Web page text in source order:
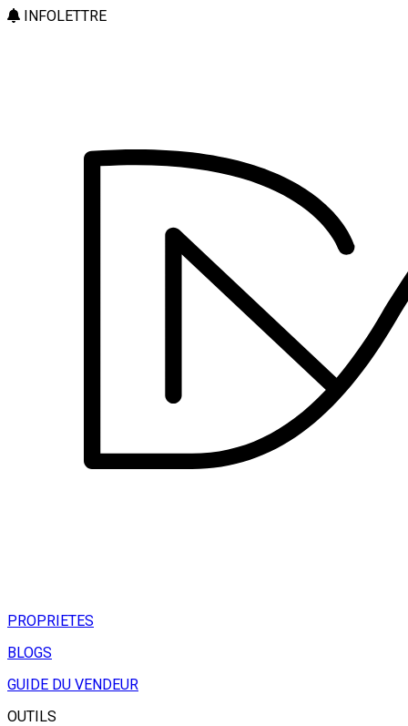
INFOLETTRE
PROPRIETES
BLOGS
GUIDE DU VENDEUR
OUTILS